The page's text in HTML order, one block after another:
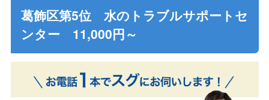
葛飾区第5位 水のトラブルサポートセ
ンター 11,000円～